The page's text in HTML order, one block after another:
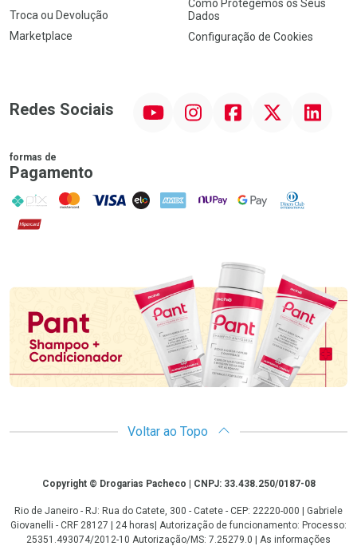
Troca ou Devolução
Marketplace
Como Protegemos os Seus
Dados
Configuração de Cookies
Redes Sociais InstagramFacebook Linkedin
formas de
Pagamento
PIX MasterCard
VISA ELO AMEX NuPay Google PayDiners Club
Hipercard
Voltar ao Topo
CopyrightCopyright © Drogarias Pacheco | CNPJ: 33.438.250/0187-08
Rio de Janeiro - RJ: Rua do Catete, 300 - Catete - CEP: 22220-000 | Gabriele
Giovanelli - CRF 28127 | 24 horas| Autorização de funcionamento: Processo:
25351.493074/2012-10 Autorização/MS: 7.25279.0 | As informações